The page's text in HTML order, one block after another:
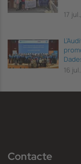
17
16
Contacte